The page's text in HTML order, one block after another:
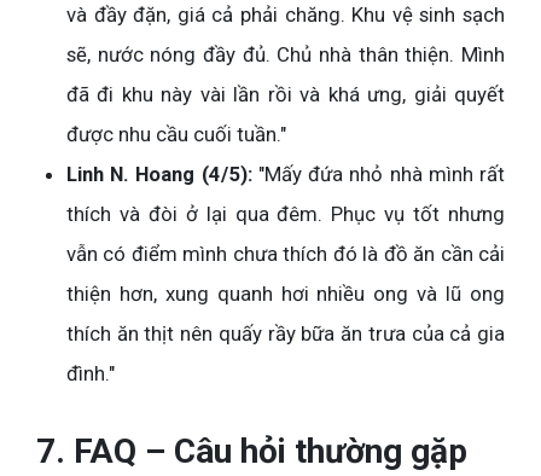
và đầy đặn, giá cả phải chăng. Khu vệ sinh sạch
sẽ, nước nóng đầy đủ. Chủ nhà thân thiện. Mình
đã đi khu này vài lần rồi và khá ưng, giải quyết
được nhu cầu cuối tuần."
Linh N. Hoang (4/5):"Mấy đứa nhỏ nhà mình rất
thích và đòi ở lại qua đêm. Phục vụ tốt nhưng
vẫn có điểm mình chưa thích đó là đồ ăn cần cải
thiện hơn, xung quanh hơi nhiều ong và lũ ong
thích ăn thịt nên quấy rầy bữa ăn trưa của cả gia
đình."
7. FAQ – Câu hỏi thường gặp